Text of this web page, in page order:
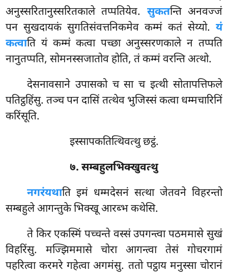
अनुस्सरितानुस्सरितकाले तप्पतियेव. सुकतन्ति अनवज्जं
पन सुखदायकं सुगतिसंवत्तनिकमेव कम्मं कतं सेय्यो. यं
कत्वाति यं कम्मं कत्वा पच्छा अनुस्सरणकाले न तप्पति
नानुतप्पति, सोमनस्सजातोव होति, तं कम्मं वरन्ति अत्थो.
देसनावसाने उपासको च सा च इत्थी सोतापत्तिफले
पतिट्ठहिंसु. तञ्च पन दासिं तत्थेव भुजिस्सं कत्वा धम्मचारिनिं
करिंसूति.
इस्सापकतित्थिवत्थु छट्ठं.
७. सम्बहुलभिक्खुवत्थु
नगरंयथाति इमं धम्मदेसनं सत्था जेतवने विहरन्तो
सम्बहुले आगन्तुके भिक्खू आरब्भ कथेसि.
ते किर एकस्मिं पच्चन्ते वस्सं उपगन्त्वा पठममासे सुखं
विहरिंसु. मज्झिममासे चोरा आगन्त्वा तेसं गोचरगामं
पहरित्वा करमरे गहेत्वा अगमंसु. ततो पट्ठाय मनुस्सा चोरानं